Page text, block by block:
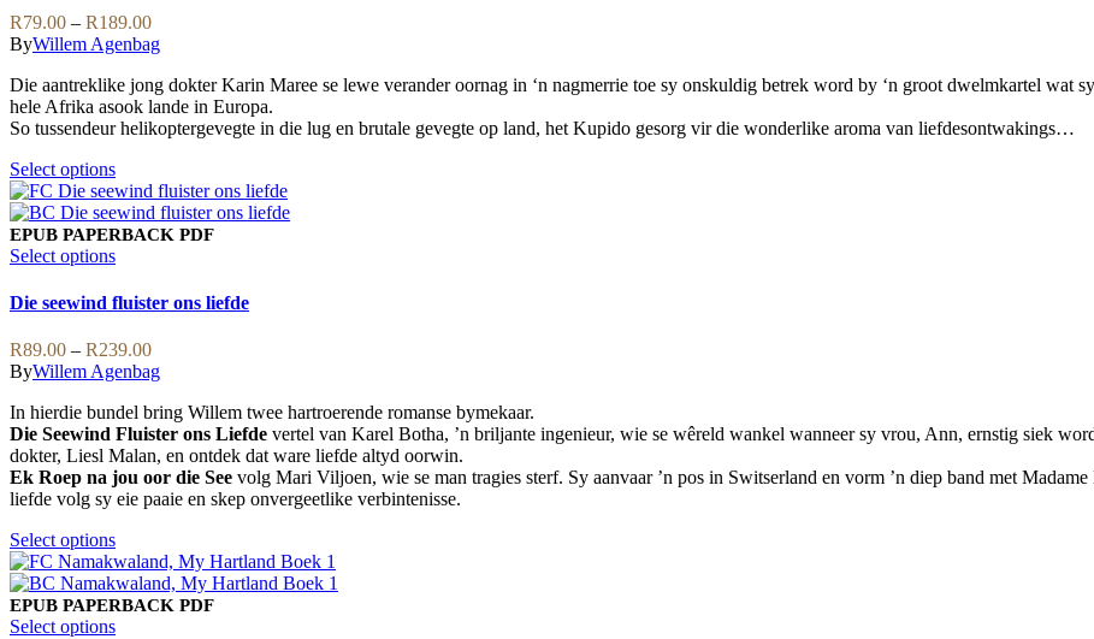
be
chosen
on
the
product
page
variants.
The
options
may
be
chosen
the
product
page
R79.00 – R189.00Price
range:
through
R189.00
ByWillem Agenbag
Die aantreklike jong dokter Karin Maree se lewe verander oornag in ‘n nagmerrie toe sy onskuldig betrek word by ‘n groot dwelmkartel wat
hele Afrika asook lande in Europa.
So tussendeur helikoptergevegte in die lug en brutale gevegte op land, het Kupido gesorg vir die wonderlike aroma van liefdesontwakings…
Select optionsThis
product
has
multiple
variants.
options
be
chosen
on
the
product
page
EPUB PAPERBACK PDF
Select optionsThis
has
variants.
The
options
may
be
chosen
on
the
product
page
Die seewind fluister ons liefde
R89.00 – R239.00Price
range:
through
R239.00
ByWillem Agenbag
In hierdie bundel bring Willem twee hartroerende romanse bymekaar.
Die Seewind Fluister ons Liefde vertel van Karel Botha, ’n briljante ingenieur, wie se wêreld wankel wanneer sy vrou, Ann, ernstig siek
dokter, Liesl Malan, en ontdek dat ware liefde altyd oorwin.
Ek Roep na jou oor die See volg Mari Viljoen, wie se man tragies sterf. Sy aanvaar ’n pos in Switserland en vorm ’n diep band met
liefde volg sy eie paaie en skep onvergeetlike verbintenisse.
Select optionsThis
product
has
multiple
variants.
EPUB PAPERBACK PDF
Select optionsThis